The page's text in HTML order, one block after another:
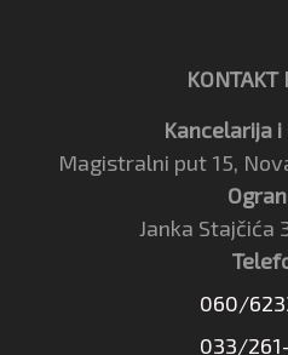
KONTAKT
Kancelarija
Magistralni put 15,
Janka Stajčića
060/
033/